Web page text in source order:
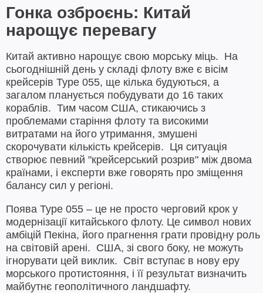
Гонка озброєнь: Китай
нарощує перевагу
Китай активно нарощує свою морську міць. На
сьогоднішній день у складі флоту вже є вісім
крейсерів Type 055, ще кілька будуються, а
загалом планується побудувати до 16 таких
кораблів. Тим часом США, стикаючись з
проблемами старіння флоту та високими
витратами на його утримання, змушені
скорочувати кількість крейсерів. Ця ситуація
створює певний "крейсерський розрив" між двома
країнами, і експерти вже говорять про зміщення
балансу сил у регіоні.
Поява Type 055 – це не просто черговий крок у
модернізації китайського флоту. Це символ нових
амбіцій Пекіна, його прагнення грати провідну роль
на світовій арені. США, зі свого боку, не можуть
ігнорувати цей виклик. Світ вступає в нову еру
морського протистояння, і її результат визначить
майбутнє геополітичного ландшафту.